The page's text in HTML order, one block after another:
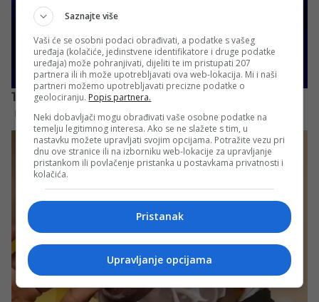
Saznajte više
Vaši će se osobni podaci obrađivati, a podatke s vašeg
uređaja (kolačiće, jedinstvene identifikatore i druge podatke
uređaja) može pohranjivati, dijeliti te im pristupati 207
partnera ili ih može upotrebljavati ova web-lokacija. Mi i naši
partneri možemo upotrebljavati precizne podatke o
geolociranju. Popis partnera.
Neki dobavljači mogu obrađivati vaše osobne podatke na
temelju legitimnog interesa. Ako se ne slažete s tim, u
nastavku možete upravljati svojim opcijama. Potražite vezu pri
dnu ove stranice ili na izborniku web-lokacije za upravljanje
pristankom ili povlačenje pristanka u postavkama privatnosti i
kolačića.
Pristanak
Upravljanje opcijama